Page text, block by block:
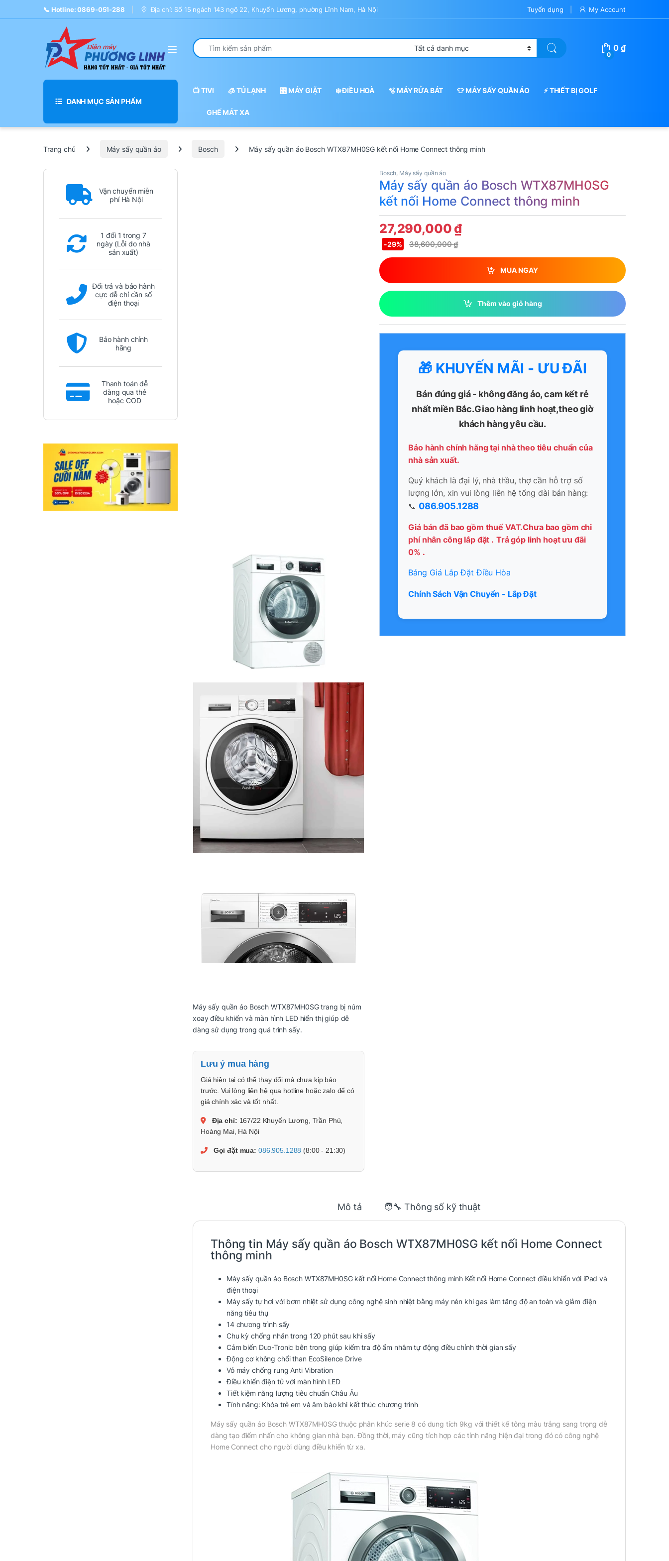
Skip to navigation
Skip to content📞 Hotline: 0869-051-288 Địa chỉ: Số 15 ngách 143 ngõ 22, Khuyến Lương, phường Lĩnh Nam, Hà Nội Tuyển dụng My Account
Search for:
0
0₫
DANH MỤC SẢN PHẨM
📺 TIVI 🧊 TỦ LẠNH 🎛️ MÁY GIẶT ❄️ ĐIỀU HOÀ 🫧 MÁY RỬA BÁT 👕 MÁY SẤY QUẦN ÁO ⚡ THIẾT BỊ GOLF
GHẾ MÁT XA
Trang chủ Máy sấy quần áo Bosch Máy sấy quần áo Bosch WTX87MH0SG kết nối Home Connect thông minh
Máy sấy quần áo Bosch WTX87MH0SG trang bị núm
xoay điều khiển và màn hình LED hiển thị giúp dễ
dàng sử dụng trong quá trình sấy.
Lưu ý mua hàng
Giá hiện tại có thể thay đổi mà chưa kịp báo
trước. Vui lòng liên hệ qua hotline hoặc zalo để có
giá chính xác và tốt nhất.
Địa chỉ: 167/22 Khuyến Lương, Trần Phú,
Hoàng Mai, Hà Nội
Gọi đặt mua: 086.905.1288 (8:00 - 21:30)
Bosch, Máy sấy quần áo
Máy sấy quần áo Bosch WTX87MH0SG
kết nối Home Connect thông minh
27,290,000 ₫
38,600,000₫
-29%
MUA NGAY
Thêm vào giỏ hàng
🎁 KHUYẾN MÃI - ƯU ĐÃI
Bán đúng giá - không đăng ảo, cam kết rẻ
nhất miền Bắc.Giao hàng linh hoạt,theo giờ
khách hàng yêu cầu.
Bảo hành chính hãng tại nhà theo tiêu chuẩn của
nhà sản xuất.
Quý khách là đại lý, nhà thầu, thợ cần hỗ trợ số
lượng lớn, xin vui lòng liên hệ tổng đài bán hàng:
📞 086.905.1288
Giá bán đã bao gồm thuế VAT.Chưa bao gồm chi
phí nhân công lắp đặt . Trả góp linh hoạt ưu đãi
0% .
Bảng Giá Lắp Đặt Điều Hòa
Chính Sách Vận Chuyển - Lắp Đặt
Mô tả 🧑‍🔧 Thông số kỹ thuật
Thông tin Máy sấy quần áo Bosch WTX87MH0SG kết nối Home Connect
thông minh
Máy sấy quần áo Bosch WTX87MH0SG kết nối Home Connect thông minh Kết nối Home Connect điều khiển với iPad và
điện thoại
Máy sấy tự hơi với bơm nhiệt sử dụng công nghệ sinh nhiệt bằng máy nén khi gas làm tăng độ an toàn và giảm điện
năng tiêu thụ
14 chương trình sấy
Chu kỳ chống nhăn trong 120 phút sau khi sấy
Cảm biến Duo-Tronic bên trong giúp kiểm tra độ ẩm nhằm tự động điều chỉnh thời gian sấy
Động cơ không chổi than EcoSilence Drive
Vỏ máy chống rung Anti Vibration
Điều khiển điện tử với màn hình LED
Tiết kiệm năng lượng tiêu chuẩn Châu Âu
Tính năng: Khóa trẻ em và âm báo khi kết thúc chương trình
Máy sấy quần áo Bosch WTX87MH0SGthuộc phân khúc serie 8 có dung tích 9kg với thiết kế tông màu trắng sang trọng dễ
dàng tạo điểm nhấn cho không gian nhà bạn. Đồng thời, máy cũng tích hợp các tính năng hiện đại trong đó có công nghệ
Home Connect cho người dùng điều khiển từ xa.
Vận chuyển miễn
phí Hà Nội
1 đổi 1 trong 7
ngày (Lỗi do nhà
sản xuất)
Đổi trả và bảo hành
cực dễ chỉ cần số
điện thoại
Bảo hành chính
hãng
Thanh toán dễ
dàng qua thẻ
hoặc COD